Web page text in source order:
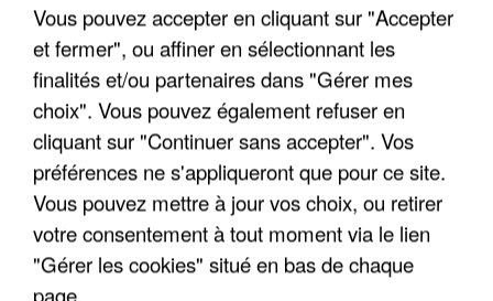
L’UN DES FONDATEURS SUPPOSÉS DE LA DZ
Vous pouvez accepter en cliquant sur "Accepter
et fermer", ou affiner en sélectionnant les
finalités et/ou partenaires dans "Gérer mes
choix". Vous pouvez également refuser en
cliquant sur "Continuer sans accepter". Vos
préférences ne s'appliqueront que pour ce site.
Vous pouvez mettre à jour vos choix, ou retirer
votre consentement à tout moment via le lien
"Gérer les cookies" situé en bas de chaque
page.